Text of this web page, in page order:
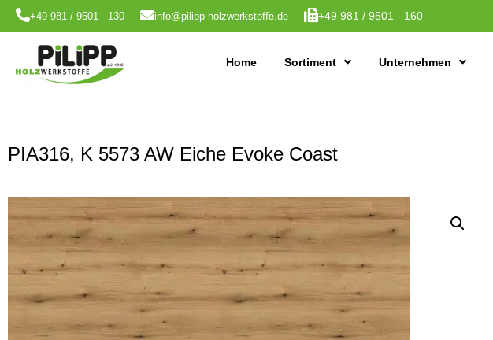
+49 981 / 9501 - 130 info@pilipp-holzwerkstoffe.de +49 981 / 9501 - 160
Home Sortiment Unternehmen
PIA316, K 5573 AW Eiche Evoke Coast